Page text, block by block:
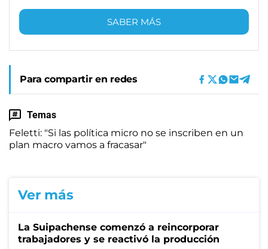
SABER MÁS
Para compartir en redes
Temas
Feletti: "Si las política micro no se inscriben en un
plan macro vamos a fracasar"
Ver más
La Suipachense comenzó a reincorporar
trabajadores y se reactivó la producción